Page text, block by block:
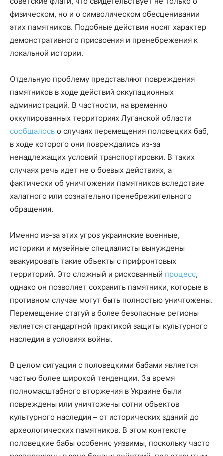
физическом, но и о символическом обесценивании
этих памятников. Подобные действия носят характер
демонстративного присвоения и пренебрежения к
локальной истории.
Отдельную проблему представляют повреждения
памятников в ходе действий оккупационных
администраций. В частности, на временно
оккупированных территориях Луганской области
сообщалось о случаях перемещения половецких баб,
в ходе которого они повреждались из-за
ненадлежащих условий транспортировки. В таких
случаях речь идет не о боевых действиях, а
фактически об уничтожении памятников вследствие
халатного или сознательно пренебрежительного
обращения.
Именно из-за этих угроз украинские военные,
историки и музейные специалисты вынуждены
эвакуировать такие объекты с прифронтовых
территорий. Это сложный и рискованный процесс,
однако он позволяет сохранить памятники, которые в
противном случае могут быть полностью уничтожены.
Перемещение статуй в более безопасные регионы
является стандартной практикой защиты культурного
наследия в условиях войны.
В целом ситуация с половецкими бабами является
частью более широкой тенденции. За время
полномасштабного вторжения в Украине были
повреждены или уничтожены сотни объектов
культурного наследия – от исторических зданий до
археологических памятников. В этом контексте
половецкие бабы особенно уязвимы, поскольку часто